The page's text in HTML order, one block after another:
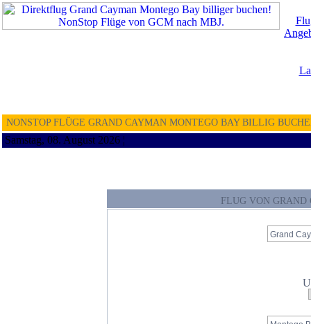
NONSTOP FLÜGE GRAND CAYMAN MONTEGO BAY BILLIG
Samstag, 08. August 2026 ¦
FLUG VON